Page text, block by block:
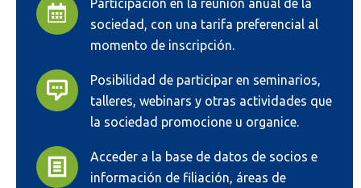
Participación en la reunión anual de la
sociedad, con una tarifa preferencial al
momento de inscripción.
Posibilidad de participar en seminarios,
talleres, webinars y otras actividades que
la sociedad promocione u organice.
Acceder a la base de datos de socios e
información de filiación, áreas de